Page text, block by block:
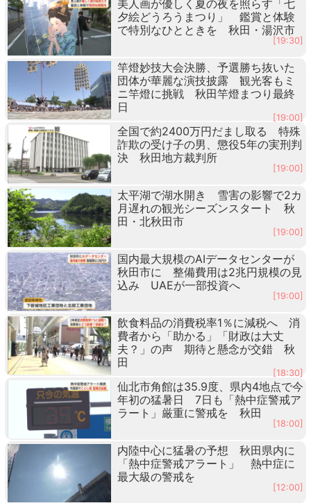
美人画が優しく夏の夜を照らす「七
夕絵どうろうまつり」 鑑賞と体験
で特別なひとときを 秋田・湯沢市
[19:30]
竿燈妙技大会決勝、予選勝ち抜いた
団体が華麗な演技披露 観光客もミ
ニ竿燈に挑戦 秋田竿燈まつり最終
日
[19:00]
全国で約2400万円だまし取る 特殊
詐欺の受け子の男、懲役5年の実刑判
決 秋田地方裁判所
[19:00]
太平湖で湖水開き 雪害の影響で2カ
月遅れの観光シーズンスタート 秋
田・北秋田市
[19:00]
国内最大規模のAIデータセンターが
秋田市に 整備費用は2兆円規模の見
込み UAEが一部投資へ
[19:00]
飲食料品の消費税率1％に減税へ 消
費者から「助かる」「財政は大丈
夫？」の声 期待と懸念が交錯 秋
田
[18:30]
仙北市角館は35.9度、県内4地点で今
年初の猛暑日 7日も「熱中症警戒ア
ラート」厳重に警戒を 秋田
[18:00]
内陸中心に猛暑の予想 秋田県内に
「熱中症警戒アラート」 熱中症に
最大級の警戒を
[12:00]